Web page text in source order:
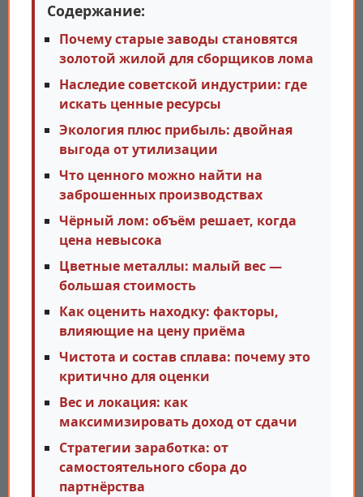
Содержание:
Почему старые заводы становятся
золотой жилой для сборщиков лома
Наследие советской индустрии: где
искать ценные ресурсы
Экология плюс прибыль: двойная
выгода от утилизации
Что ценного можно найти на
заброшенных производствах
Чёрный лом: объём решает, когда
цена невысока
Цветные металлы: малый вес —
большая стоимость
Как оценить находку: факторы,
влияющие на цену приёма
Чистота и состав сплава: почему это
критично для оценки
Вес и локация: как
максимизировать доход от сдачи
Стратегии заработка: от
самостоятельного сбора до
партнёрства